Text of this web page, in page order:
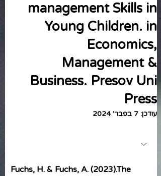
management Skills in
Young Children. in
Economics,
Management &
Business. Presov Uni
Press
עודכן: 7 בפבר׳ 2024
Fuchs, H. & Fuchs, A. (2023).The